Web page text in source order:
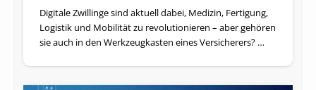
Digitale Zwillinge sind aktuell dabei, Medizin, Fertigung,
Logistik und Mobilität zu revolutionieren – aber gehören
sie auch in den Werkzeugkasten eines Versicherers? …